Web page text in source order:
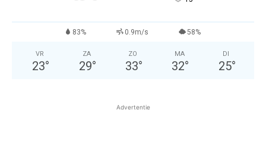
83% 0.9m/s 58%
VR
23°
ZA
29°
ZO
33°
MA
32°
DI
25°
Advertentie